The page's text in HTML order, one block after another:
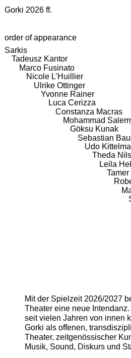
Gorki 2026 ff.
order of appearance
Sarkis
Tadeusz Kantor
Marco Fusinato
Nicole L’Huillier
Ulrike Ottinger
Yvonne Rainer
Luca Cerizza
Constanza Macras
Mohammad
Göksu Kunak
Sebastian
Udo
Theda
Leila
Tamer
Mit der Spielzeit 2026/2027
Theater eine neue
seit vielen Jahren von innen
Gorki als offenen,
Theater, zeitgenössischer
Musik, Sound, Diskurs und